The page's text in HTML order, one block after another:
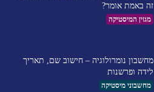
זה באמת אומר?
מגזין המיסטיקה
מחשבון נומרולוגיה – חישוב שם, תאריך
לידה ופרשנות
מחשבוני מיסטיקה